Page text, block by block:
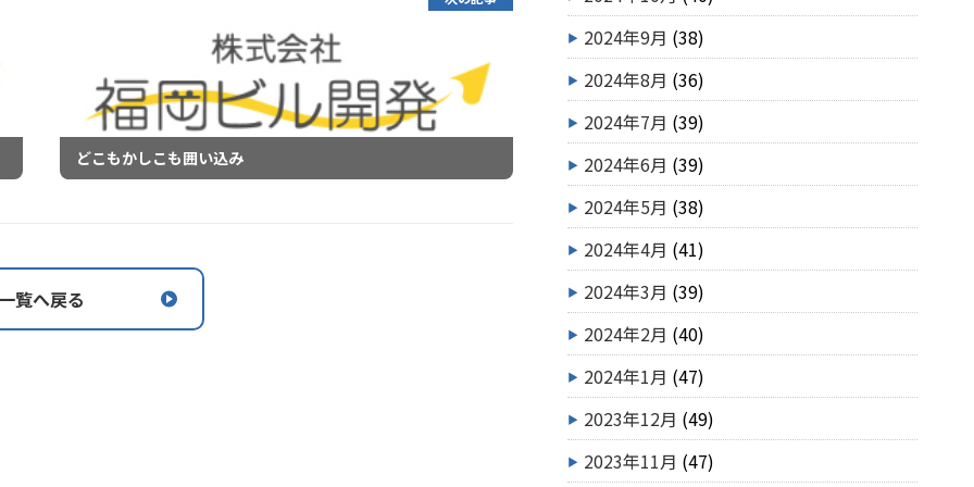
どこもかしこも囲い込み
覧へ戻る
2024年9月 (38)
2024年8月 (36)
2024年7月 (39)
2024年6月 (39)
2024年5月 (38)
2024年4月 (41)
2024年3月 (39)
2024年2月 (40)
2024年1月 (47)
2023年12月 (49)
2023年11月 (47)